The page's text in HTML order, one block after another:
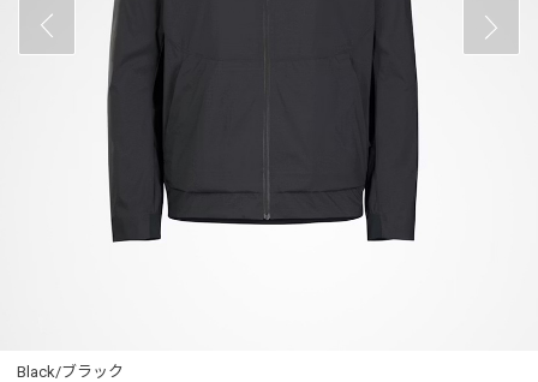
Black/ブラック